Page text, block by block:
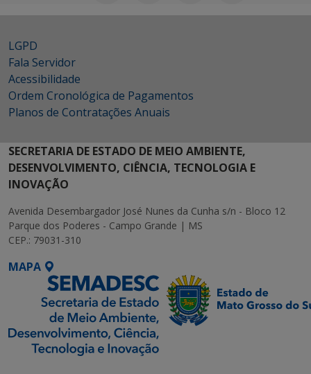
LGPD
Fala Servidor
Acessibilidade
Ordem Cronológica de Pagamentos
Planos de Contratações Anuais
SECRETARIA DE ESTADO DE MEIO AMBIENTE,
DESENVOLVIMENTO, CIÊNCIA, TECNOLOGIA E
INOVAÇÃO
Avenida Desembargador José Nunes da Cunha s/n - Bloco 12
Parque dos Poderes - Campo Grande | MS
CEP.: 79031-310
MAPA